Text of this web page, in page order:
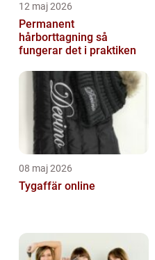
12 maj 2026
Permanent
hårborttagning så
fungerar det i praktiken
08 maj 2026
Tygaffär online